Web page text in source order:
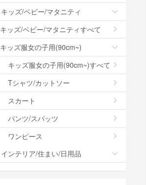
キッズ/ベビー/マタニティ
キッズ/ベビー/マタニティすべて
キッズ服女の子用(90cm~)
キッズ服女の子用(90cm~)すべて
Tシャツ/カットソー
スカート
パンツ/スパッツ
ワンピース
インテリア/住まい/日用品